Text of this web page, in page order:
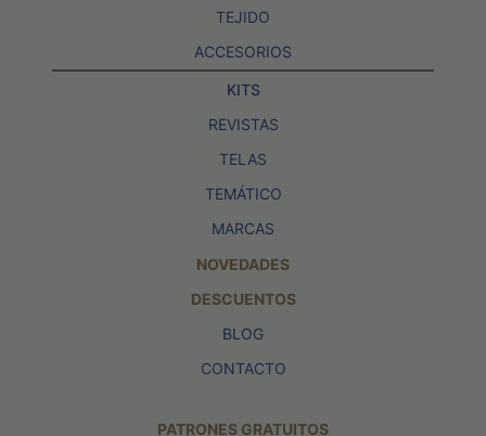
TEJIDO
ACCESORIOS
KITS
REVISTAS
TELAS
TEMÁTICO
MARCAS
NOVEDADES
DESCUENTOS
BLOG
CONTACTO
PATRONES GRATUITOS